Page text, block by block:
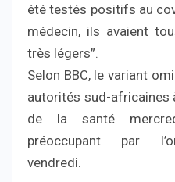
été testés positifs au
médecin, ils avaient
très légers”.
Selon BBC, le variant
autorités sud-africaines
de la santé
préoccupant par
vendredi.